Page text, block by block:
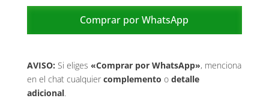
Comprar por WhatsApp
AVISO: Si eliges «Comprar por WhatsApp», menciona
en el chat cualquier complemento o detalle
adicional.